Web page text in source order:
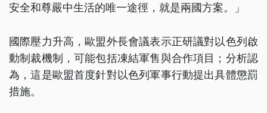
安全和尊嚴中生活的唯一途徑，就是兩國方案。」
國際壓力升高，歐盟外長會議表示正研議對以色列啟
動制裁機制，可能包括凍結軍售與合作項目；分析認
為，這是歐盟首度針對以色列軍事行動提出具體懲罰
措施。